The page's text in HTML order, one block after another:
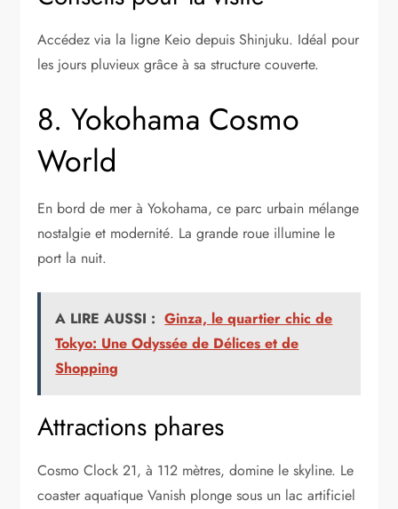
Accédez via la ligne Keio depuis Shinjuku. Idéal pour
les jours pluvieux grâce à sa structure couverte.
8. Yokohama Cosmo
World
En bord de mer à Yokohama, ce parc urbain mélange
nostalgie et modernité. La grande roue illumine le
port la nuit.
A LIRE AUSSI : Ginza, le quartier chic de
Tokyo: Une Odyssée de Délices et de
Shopping
Attractions phares
Cosmo Clock 21, à 112 mètres, domine le skyline. Le
coaster aquatique Vanish plonge sous un lac artificiel